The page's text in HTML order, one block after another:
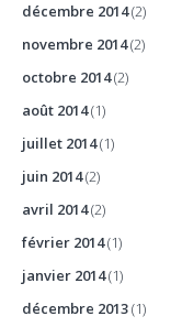
décembre 2014(2)
novembre 2014(2)
octobre 2014(2)
août 2014(1)
juillet 2014(1)
juin 2014(2)
avril 2014(2)
février 2014(1)
janvier 2014(1)
décembre 2013(1)